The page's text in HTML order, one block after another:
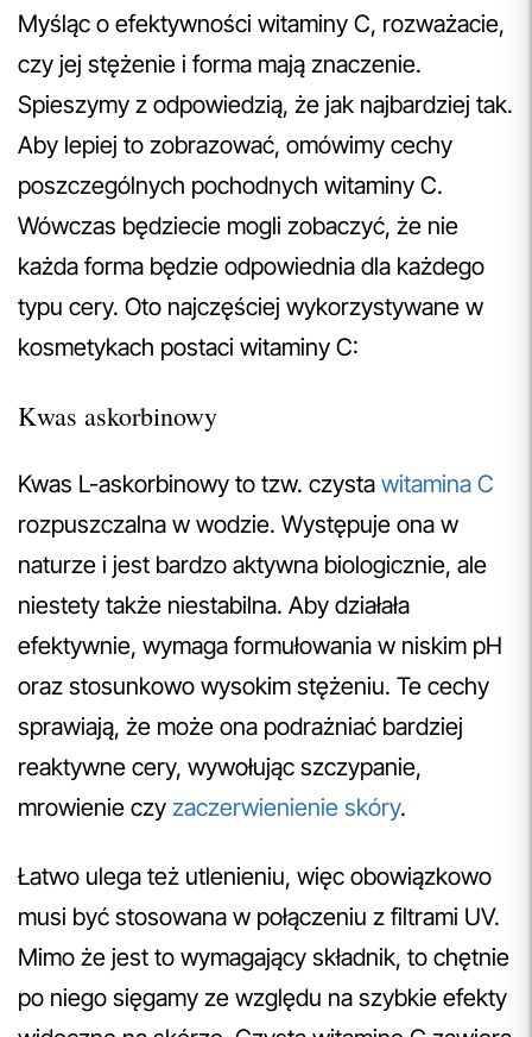
Myśląc o efektywności witaminy C, rozważacie,
czy jej stężenie i forma mają znaczenie.
Spieszymy z odpowiedzią, że jak najbardziej tak.
Aby lepiej to zobrazować, omówimy cechy
poszczególnych pochodnych witaminy C.
Wówczas będziecie mogli zobaczyć, że nie
każda forma będzie odpowiednia dla każdego
typu cery. Oto najczęściej wykorzystywane w
kosmetykach postaci witaminy C:
Kwas askorbinowy
Kwas L-askorbinowy to tzw. czysta witamina C
rozpuszczalna w wodzie. Występuje ona w
naturze i jest bardzo aktywna biologicznie, ale
niestety także niestabilna. Aby działała
efektywnie, wymaga formułowania w niskim pH
oraz stosunkowo wysokim stężeniu. Te cechy
sprawiają, że może ona podrażniać bardziej
reaktywne cery, wywołując szczypanie,
mrowienie czy zaczerwienienie skóry.
Łatwo ulega też utlenieniu, więc obowiązkowo
musi być stosowana w połączeniu z filtrami UV.
Mimo że jest to wymagający składnik, to chętnie
po niego sięgamy ze względu na szybkie efekty